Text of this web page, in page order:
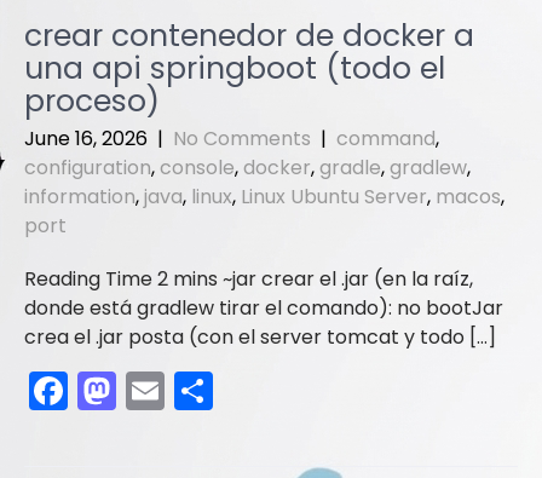
e
b
o
o
k
o
d
o
n
l e
crear contenedor de docker a
una api springboot (todo el
proceso)
June 16, 2026 | No Comments | command,
configuration,console,docker,gradle,gradlew,
information,java, linux, Linux Ubuntu Server, macos,
port
jar crear el .jar (en la raíz,
donde está gradlew tirar el comando): no bootJar
crea el .jar posta (con el server tomcat y todo […]
F
a
M
a
E
m